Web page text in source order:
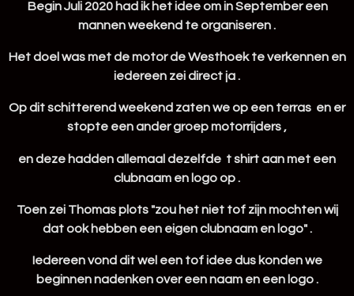
Begin Juli 2020 had ik het idee om in September een
mannen weekend te organiseren .
Het doel was met de motor de Westhoek te verkennen en
iedereen zei direct ja .
Op dit schitterend weekend zaten we op een terras en er
stopte een ander groep motorrijders ,
en deze hadden allemaal dezelfde t shirt aan met een
clubnaam en logo op .
Toen zei Thomas plots "zou het niet tof zijn mochten wij
dat ook hebben een eigen clubnaam en logo" .
Iedereen vond dit wel een tof idee dus konden we
beginnen nadenken over een naam en een logo .